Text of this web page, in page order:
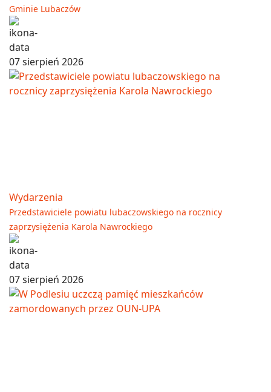
Gminie Lubaczów
07 sierpień 2026
Wydarzenia
Przedstawiciele powiatu lubaczowskiego na rocznicy
zaprzysiężenia Karola Nawrockiego
07 sierpień 2026